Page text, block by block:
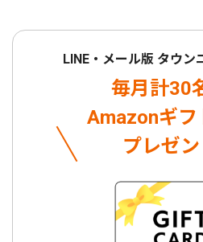
LINE・メール版 タウン
毎月計30
Amazonギフ
プレゼン